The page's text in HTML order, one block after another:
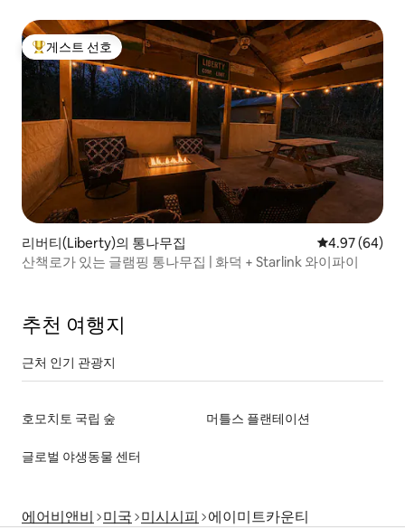
상위 게스트 선호
게스트 선호
리버티(Liberty)의 통나무집 평점 4.97점(5
4.97 (64)
산책로가 있는 글램핑 통나무집 | 화덕 + Starlink 와이파이
추천 여행지
근처 인기 관광지
호모치토 국립 숲 머틀스 플랜테이션
글로벌 야생동물 센터
에어비앤비 미국 미시시피 에이미트카운티